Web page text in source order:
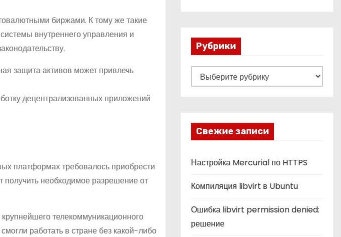
биржами. К тому же такие
внутреннего управления и
защита активов может привлечь
децентрализованных приложений
платформах требовалось приобрести
необходимое разрешение от
телекоммуникационного
работать в стране без какой-либо
Рубрики
у
к
и
Свежие записи
Настройка Mercurial по HTTPS
Компиляция libvirt в Ubuntu
Ошибка libvirt permission denied:
решение